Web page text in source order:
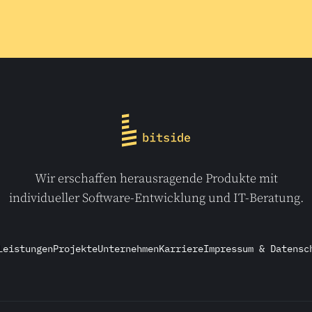
Wir erschaffen herausragende Produkte mit
individueller Software-Entwicklung und IT-Beratung.
ProjekteUnternehmenKarriereImpressum &